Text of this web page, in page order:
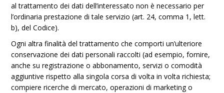
al trattamento dei dati dell’interessato non è necessario per
l’ordinaria prestazione di tale servizio (art. 24, comma 1, lett.
b), del Codice).
Ogni altra finalità del trattamento che comporti un’ulteriore
conservazione dei dati personali raccolti (ad esempio, fornire,
anche su registrazione o abbonamento, servizi o comodità
aggiuntive rispetto alla singola corsa di volta in volta richiesta;
compiere ricerche di mercato, operazioni di marketing o